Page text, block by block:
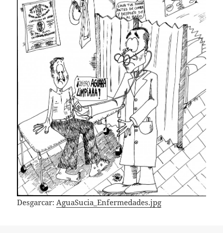
Desgarcar:AguaSucia_Enfermedades.jpg